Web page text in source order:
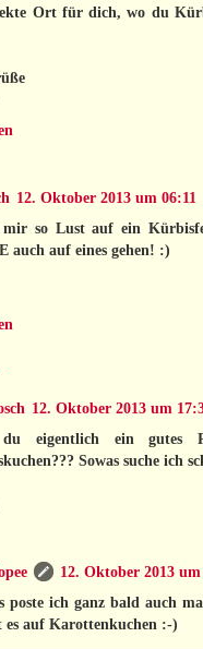
Ort für dich, wo du
12. Oktober 2013 um 06:11
so Lust auf ein
auch auf eines gehen! :)
12. Oktober 2013 um
eigentlich ein gutes
Sowas suche ich
12. Oktober 2013
poste ich ganz bald auch
es auf Karottenkuchen :-)